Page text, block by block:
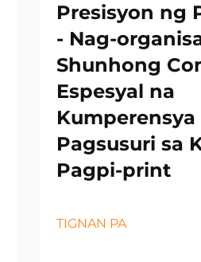
Presisyon ng
- Nag-
Shunhong
Espesyal na
Pagsusuri sa
Pagpi-print
TIGNAN PA